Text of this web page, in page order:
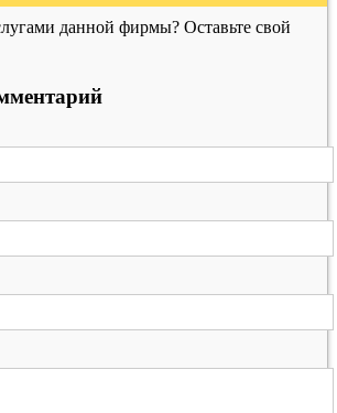
данной фирмы? Оставьте свой